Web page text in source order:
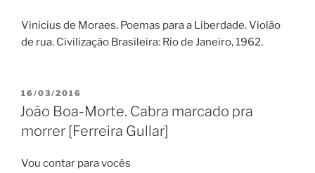
Vinicius de Moraes. Poemas para a Liberdade. Violão
de rua. Civilização Brasileira: Rio de Janeiro, 1962.
PUBLICADO
EM
16/03/2016
João Boa-Morte. Cabra marcado pra
morrer [Ferreira Gullar]
Vou contar para vocês